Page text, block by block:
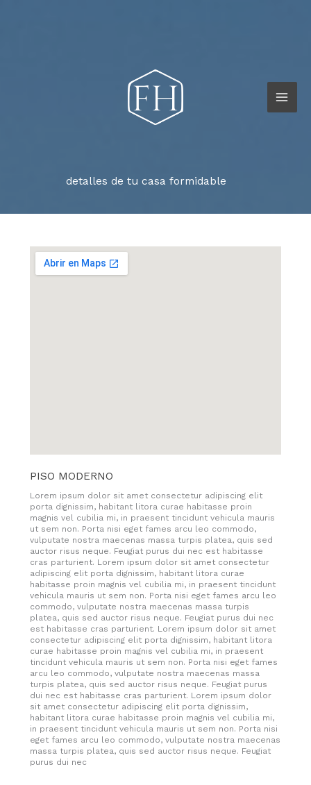
detalles de tu casa formidable
PISO MODERNO
Lorem ipsum dolor sit amet consectetur adipiscing elit
porta dignissim, habitant litora curae habitasse proin
magnis vel cubilia mi, in praesent tincidunt vehicula mauris
ut sem non. Porta nisi eget fames arcu leo commodo,
vulputate nostra maecenas massa turpis platea, quis sed
auctor risus neque. Feugiat purus dui nec est habitasse
cras parturient. Lorem ipsum dolor sit amet consectetur
adipiscing elit porta dignissim, habitant litora curae
habitasse proin magnis vel cubilia mi, in praesent tincidunt
vehicula mauris ut sem non. Porta nisi eget fames arcu leo
commodo, vulputate nostra maecenas massa turpis
platea, quis sed auctor risus neque. Feugiat purus dui nec
est habitasse cras parturient. Lorem ipsum dolor sit amet
consectetur adipiscing elit porta dignissim, habitant litora
curae habitasse proin magnis vel cubilia mi, in praesent
tincidunt vehicula mauris ut sem non. Porta nisi eget fames
arcu leo commodo, vulputate nostra maecenas massa
turpis platea, quis sed auctor risus neque. Feugiat purus
dui nec est habitasse cras parturient. Lorem ipsum dolor
sit amet consectetur adipiscing elit porta dignissim,
habitant litora curae habitasse proin magnis vel cubilia mi,
in praesent tincidunt vehicula mauris ut sem non. Porta nisi
eget fames arcu leo commodo, vulputate nostra maecenas
massa turpis platea, quis sed auctor risus neque. Feugiat
purus dui nec